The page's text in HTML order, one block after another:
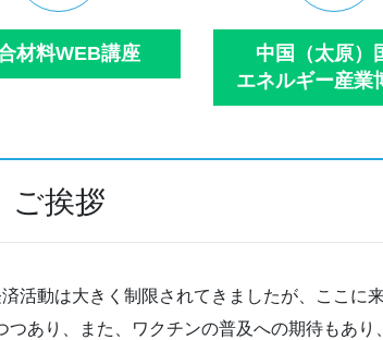
材料WEB講座
中国（太原
エネルギー産業
ご挨拶
活動は大きく制限されてきましたが、ここに
あり、また、ワクチンの普及への期待もあり